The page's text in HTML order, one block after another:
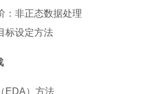
：非正态数据处理
标设定方法
EDA）方法